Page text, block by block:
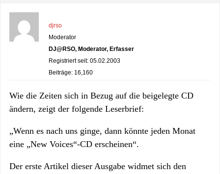
djrso
Moderator
DJ@RSO, Moderator, Erfasser
Registriert seit: 05.02.2003
Beiträge: 16,160
Wie die Zeiten sich in Bezug auf die beigelegte CD
ändern, zeigt der folgende Leserbrief:
„Wenn es nach uns ginge, dann könnte jeden Monat
eine „New Voices“-CD erscheinen“.
Der erste Artikel dieser Ausgabe widmet sich den